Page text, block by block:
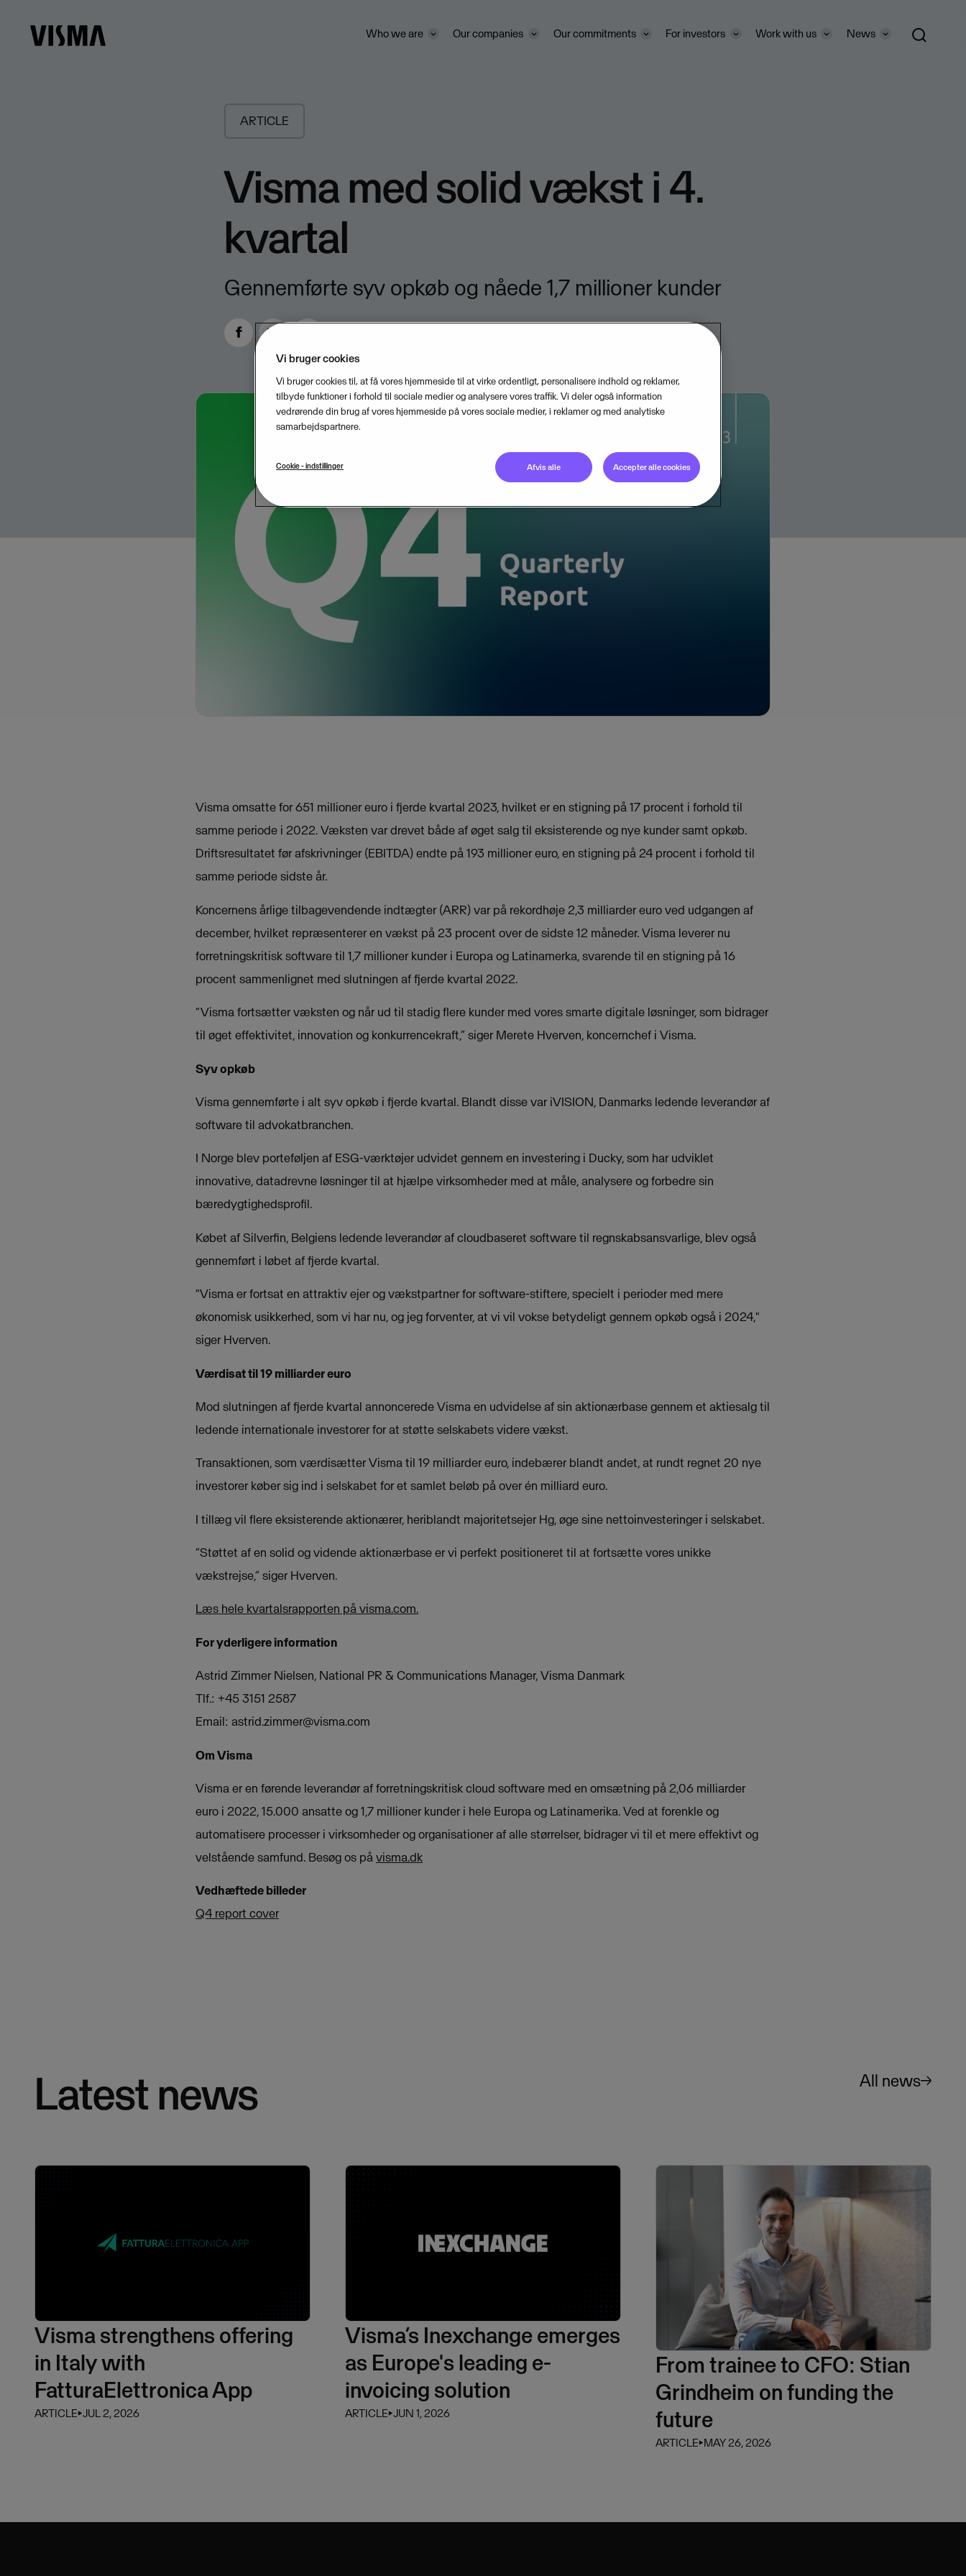
Who we are Our companies Our commitments For investors Work with us News
ARTICLE
Visma med solid vækst i 4.
kvartal
Gennemførte syv opkøb og nåede 1,7 millioner kunder
Visma omsatte for 651 millioner euro i fjerde kvartal 2023, hvilket er en stigning på 17 procent i forhold til
samme periode i 2022. Væksten var drevet både af øget salg til eksisterende og nye kunder samt opkøb.
Driftsresultatet før afskrivninger (EBITDA) endte på 193 millioner euro, en stigning på 24 procent i forhold til
samme periode sidste år.
Koncernens årlige tilbagevendende indtægter (ARR) var på rekordhøje 2,3 milliarder euro ved udgangen af
december, hvilket repræsenterer en vækst på 23 procent over de sidste 12 måneder. Visma leverer nu
forretningskritisk software til 1,7 millioner kunder i Europa og Latinamerka, svarende til en stigning på 16
procent sammenlignet med slutningen af fjerde kvartal 2022.
“Visma fortsætter væksten og når ud til stadig flere kunder med vores smarte digitale løsninger, som bidrager
til øget effektivitet, innovation og konkurrencekraft,” siger Merete Hverven, koncernchef i Visma.
Syv opkøb
Visma gennemførte i alt syv opkøb i fjerde kvartal. Blandt disse var iVISION, Danmarks ledende leverandør af
software til advokatbranchen.
I Norge blev porteføljen af ESG-værktøjer udvidet gennem en investering i Ducky, som har udviklet
innovative, datadrevne løsninger til at hjælpe virksomheder med at måle, analysere og forbedre sin
bæredygtighedsprofil.
Købet af Silverfin, Belgiens ledende leverandør af cloudbaseret software til regnskabsansvarlige, blev også
gennemført i løbet af fjerde kvartal.
"Visma er fortsat en attraktiv ejer og vækstpartner for software-stiftere, specielt i perioder med mere
økonomisk usikkerhed, som vi har nu, og jeg forventer, at vi vil vokse betydeligt gennem opkøb også i 2024,"
siger Hverven.
Værdisat til 19 milliarder euro
Mod slutningen af fjerde kvartal annoncerede Visma en udvidelse af sin aktionærbase gennem et aktiesalg til
ledende internationale investorer for at støtte selskabets videre vækst.
Transaktionen, som værdisætter Visma til 19 milliarder euro, indebærer blandt andet, at rundt regnet 20 nye
investorer køber sig ind i selskabet for et samlet beløb på over én milliard euro.
I tillæg vil flere eksisterende aktionærer, heriblandt majoritetsejer Hg, øge sine nettoinvesteringer i selskabet.
“Støttet af en solid og vidende aktionærbase er vi perfekt positioneret til at fortsætte vores unikke
vækstrejse,” siger Hverven.
Læs hele kvartalsrapporten på visma.com.
For yderligere information
Astrid Zimmer Nielsen, National PR & Communications Manager, Visma Danmark
Tlf.: +45 3151 2587
Email: astrid.zimmer@visma.com
Om Visma
Visma er en førende leverandør af forretningskritisk cloud software med en omsætning på 2,06 milliarder
euro i 2022, 15.000 ansatte og 1,7 millioner kunder i hele Europa og Latinamerika. Ved at forenkle og
automatisere processer i virksomheder og organisationer af alle størrelser, bidrager vi til et mere effektivt og
velstående samfund. Besøg os påvisma.dk
Vedhæftede billeder
Q4 report cover
Latest news All news
Visma strengthens offering
in Italy with
FatturaElettronica App
ARTICLE⏵JUL 2, 2026
Visma’s Inexchange emerges
as Europe's leading e-
invoicing solution
ARTICLE⏵JUN 1, 2026
From trainee to CFO: Stian
Grindheim on funding the
future
ARTICLE⏵MAY 26, 2026
Vi bruger cookies
Vi bruger cookies til, at få vores hjemmeside til at virke ordentligt, personalisere indhold og reklamer,
tilbyde funktioner i forhold til sociale medier og analysere vores traffik. Vi deler også information
vedrørende din brug af vores hjemmeside på vores sociale medier, i reklamer og med analytiske
samarbejdspartnere.
Cookie - indstillinger Afvis alle Accepter alle cookies